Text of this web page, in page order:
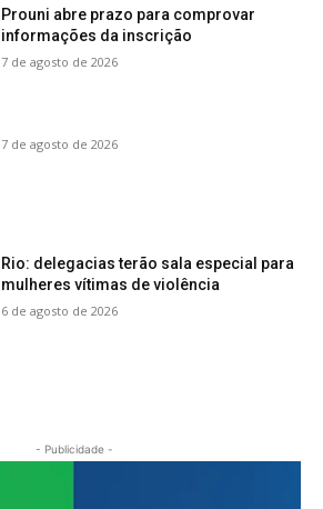
Prouni abre prazo para comprovar
informações da inscrição
7 de agosto de 2026
7 de agosto de 2026
Rio: delegacias terão sala especial para
mulheres vítimas de violência
6 de agosto de 2026
- Publicidade -